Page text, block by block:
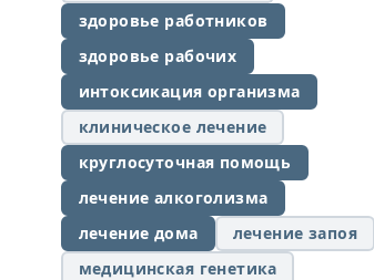
здоровье работников
здоровье рабочих
интоксикация организма
клиническое лечение
круглосуточная помощь
лечение алкоголизма
лечение дома
лечение запоя
медицинская генетика